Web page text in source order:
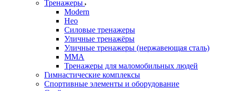
Тренажеры
Modern
Нео
Силовые тренажеры
Уличные тренажёры
Уличные тренажеры (нержавеющая сталь)
ММА
Тренажеры для маломобильных людей
Гимнастические комплексы
Спортивные элементы и оборудование